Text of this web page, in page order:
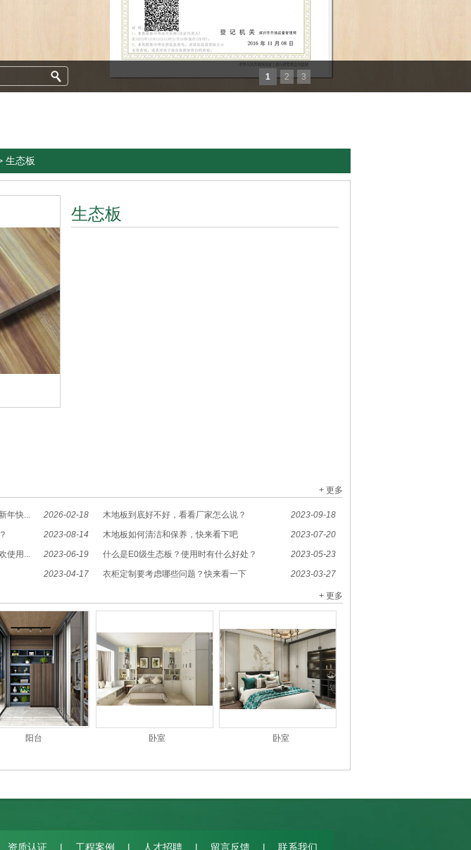
1 2 3
生态板
生态板
+ 更多
2026-02-18
年快... 2023-09-18
木地板到底好不好，看看厂家怎么说？
2023-08-14
2023-07-20
木地板如何清洁和保养，快来看下吧
2023-06-19
使用... 2023-05-23
什么是E0级生态板？使用时有什么好处？
2023-04-17
2023-03-27
衣柜定制要考虑哪些问题？快来看一下
+ 更多
阳台 卧室 卧室
资质认证 | 工程案例 | 人才招聘 | 留言反馈 | 联系我们